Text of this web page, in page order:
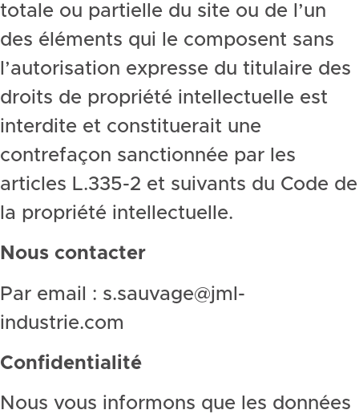
totale ou partielle du site ou de l’un
des éléments qui le composent sans
l’autorisation expresse du titulaire des
droits de propriété intellectuelle est
interdite et constituerait une
contrefaçon sanctionnée par les
articles L.335-2 et suivants du Code de
la propriété intellectuelle.
Nous contacter
Par email : s.sauvage@jml-
industrie.com
Confidentialité
Nous vous informons que les données